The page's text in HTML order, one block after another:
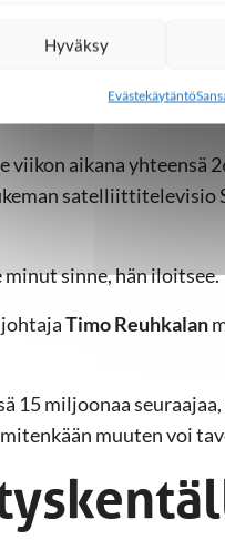
Hyväksy
Evästekäytäntö
viikon aikana yhteensä
satelliittitelevisio
sinne, hän iloitsee.
Timo Reuhkalan
15 miljoonaa
muuten voi